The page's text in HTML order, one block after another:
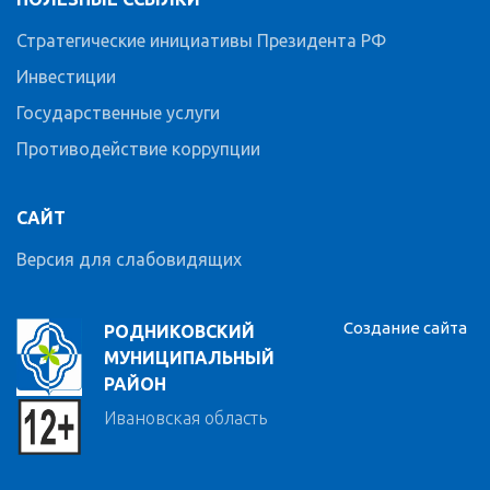
РОДНИКОВСКИЙ
МУНИЦИПАЛЬНЫЙ
РАЙОН
Ивановская область
Стратегические инициативы Президента РФ
Инвестиции
Государственные услуги
Противодействие коррупции
САЙТ
Версия для слабовидящих
Создание сайта